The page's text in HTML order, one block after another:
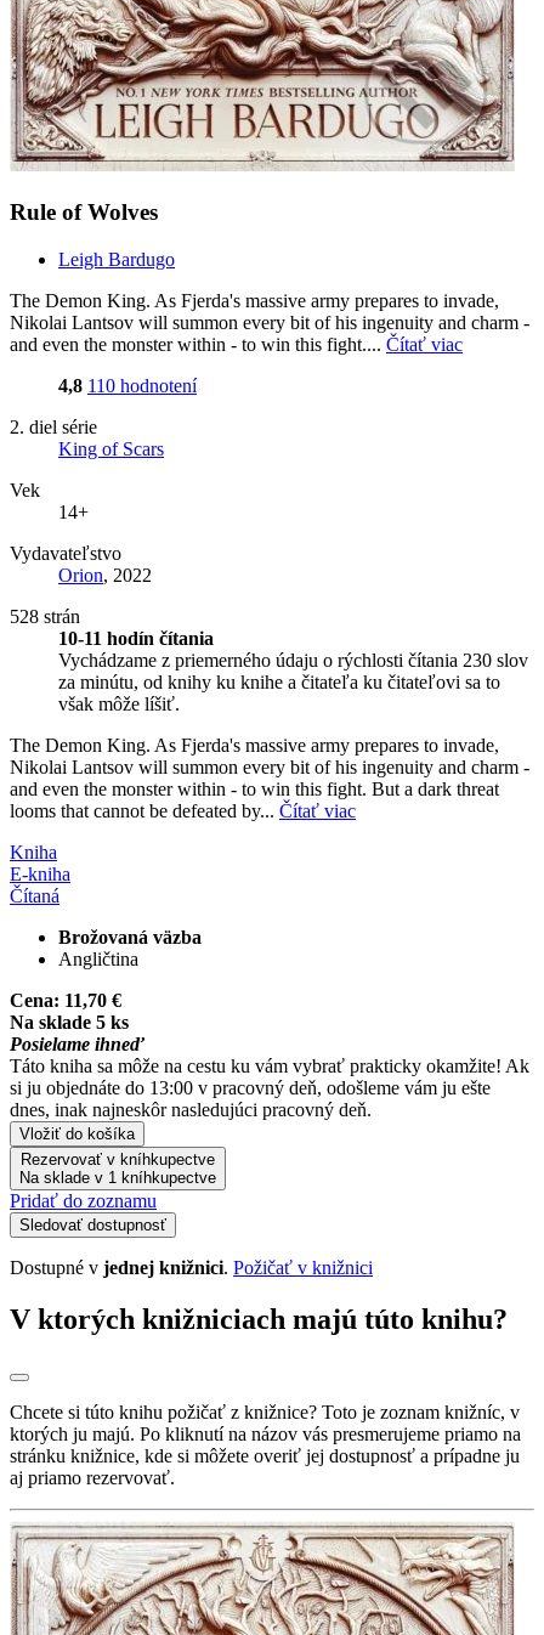
Rule of Wolves
Leigh Bardugo
The Demon King. As Fjerda's massive army prepares to invade,
Nikolai Lantsov will summon every bit of his ingenuity and charm -
and even the monster within - to win this fight.... Čítať viac
4,8 110 hodnotení
2. diel série
King of Scars
Vek
14+
Vydavateľstvo
Orion, 2022
528 strán
10-11 hodín čítania
Vychádzame z priemerného údaju o rýchlosti čítania 230 slov
za minútu, od knihy ku knihe a čitateľa ku čitateľovi sa to
však môže líšiť.
The Demon King. As Fjerda's massive army prepares to invade,
Nikolai Lantsov will summon every bit of his ingenuity and charm -
and even the monster within - to win this fight. But a dark threat
looms that cannot be defeated by... Čítať viac
Kniha
E-kniha
Čítaná
Brožovaná väzba
Angličtina
Cena: 11,70 €
Na sklade 5 ks
Posielame ihneď
Táto kniha sa môže na cestu ku vám vybrať prakticky okamžite! Ak
si ju objednáte do 13:00 v pracovný deň, odošleme vám ju ešte
dnes, inak najneskôr nasledujúci pracovný deň.
Vložiť do košíka
Rezervovať v kníhkupectve
Na sklade v 1 kníhkupectve
Pridať do zoznamu
Sledovať dostupnosť
Dostupné v jednej knižnici. Požičať v knižnici
V ktorých knižniciach majú túto knihu?
Chcete si túto knihu požičať z knižnice? Toto je zoznam knižníc, v
ktorých ju majú. Po kliknutí na názov vás presmerujeme priamo na
stránku knižnice, kde si môžete overiť jej dostupnosť a prípadne ju
aj priamo rezervovať.